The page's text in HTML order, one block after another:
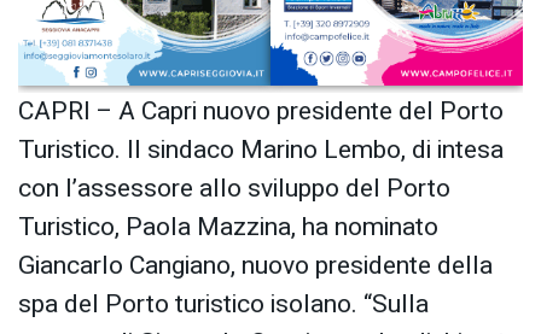
CAPRI – A Capri nuovo presidente del Porto
Turistico. Il sindaco Marino Lembo, di intesa
con l’assessore allo sviluppo del Porto
Turistico, Paola Mazzina, ha nominato
Giancarlo Cangiano, nuovo presidente della
spa del Porto turistico isolano. “Sulla